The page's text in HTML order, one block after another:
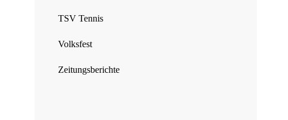
TSV Tennis
Volksfest
Zeitungsberichte